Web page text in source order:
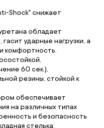
Shock" снижает
обладает
ударные нагрузки, а
комфортность.
60 сек.),
резины, стойкой к
обеспечивает
на различных типах
и безопасность
стелька: